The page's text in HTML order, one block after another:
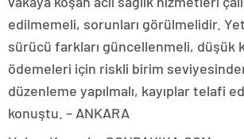
edilmemeli, sorunları görülmelidir.
sürücü farkları güncellenmeli, düşük
ödemeleri için riskli birim
düzenleme yapılmalı, kayıplar telafi
konuştu. – ANKARA